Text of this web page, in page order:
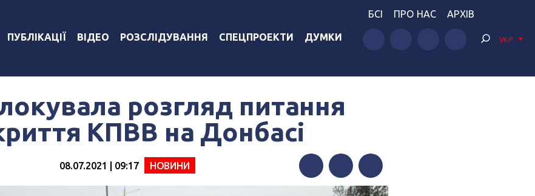
ПУБЛІКАЦІЇ ВІДЕО РОЗСЛІДУВАННЯ СПЕЦПРОЕКТИ ДУМКИ
БСІ ПРО НАС АРХІВ
УКР
розгляд питання
КПВВ на Донбасі
08.07.2021 | 09:17 НОВИНИ
FacebookTwitterTelegram